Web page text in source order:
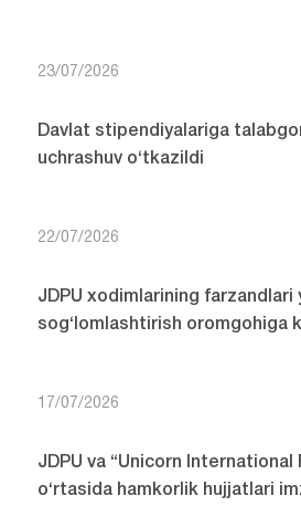
23/07/2026
Davlat stipendiyalariga
uchrashuv o‘tkazildi
22/07/2026
JDPU xodimlarining farzandlari
sog‘lomlashtirish oromgohiga
17/07/2026
JDPU va “Unicorn International
o‘rtasida hamkorlik hujjatlari